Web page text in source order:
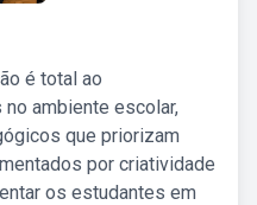
é total ao
ambiente escolar,
que priorizam
por criatividade
os estudantes em